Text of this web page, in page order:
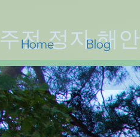
Home Blog
주전 정자 해안